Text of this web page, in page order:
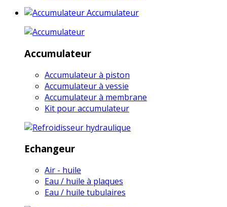
Accumulateur
Accumulateur
Accumulateur à piston
Accumulateur à vessie
Accumulateur à membrane
Kit pour accumulateur
Echangeur
Air - huile
Eau / huile à plaques
Eau / huile tubulaires